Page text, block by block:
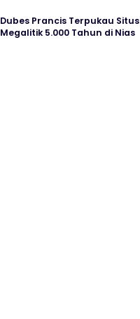
Dubes Prancis Terpukau Situs
Megalitik 5.000 Tahun di Nias